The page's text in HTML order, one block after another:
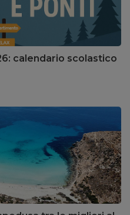
calendario scolastico